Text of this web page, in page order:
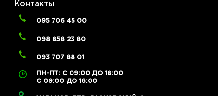
Контакты
095 706 45 00
098 858 23 80
093 707 88 01
ПН-ПТ: С 09:00 ДО 18:00
С 09:00 ДО 16:00